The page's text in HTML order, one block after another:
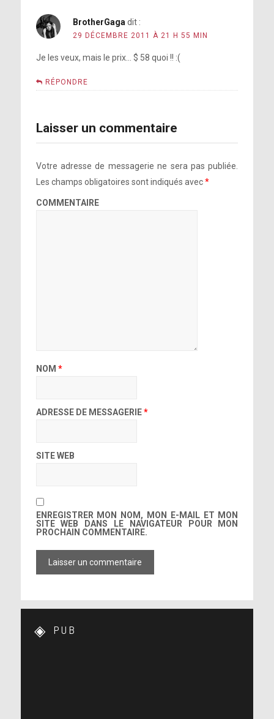
BrotherGaga dit :
29 DÉCEMBRE 2011 À 21 H 55 MIN
Je les veux, mais le prix… $ 58 quoi !! :(
RÉPONDRE
Laisser un commentaire
Votre adresse de messagerie ne sera pas publiée.
Les champs obligatoires sont indiqués avec*
COMMENTAIRE
NOM *
ADRESSE DE MESSAGERIE*
SITE WEB
ENREGISTRER MON NOM, MON E-MAIL ET MON
SITE WEB DANS LE NAVIGATEUR POUR MON
PROCHAIN COMMENTAIRE.
PUB